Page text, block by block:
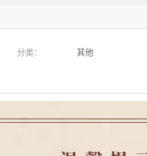
分类： 其他